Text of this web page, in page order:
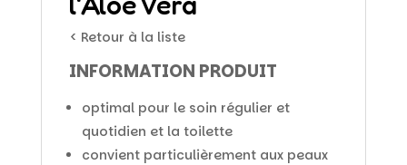
< Retour à la liste
INFORMATION PRODUIT
optimal pour le soin régulier et
quotidien et la toilette
convient particulièrement aux peaux